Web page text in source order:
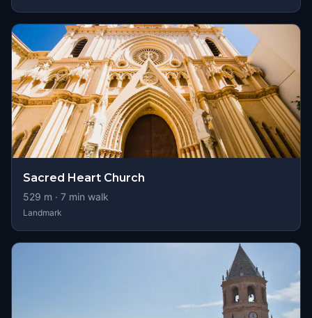
Sacred Heart Church
529 m · 7 min walk
Landmark